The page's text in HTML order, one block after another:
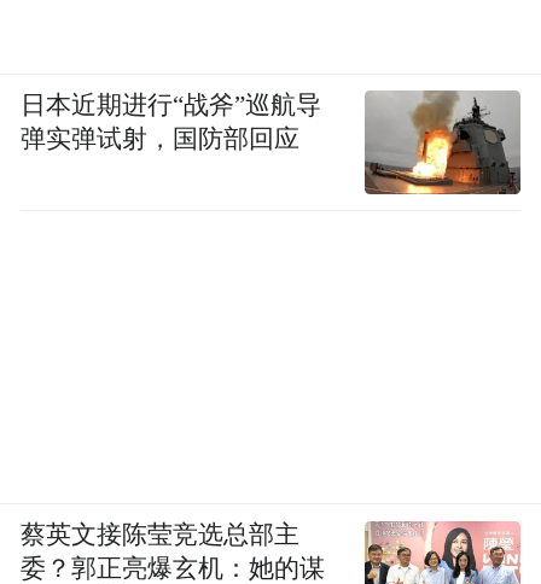
日本近期进行“战斧”巡航导
弹实弹试射，国防部回应
蔡英文接陈莹竞选总部主
委？郭正亮爆玄机：她的谋